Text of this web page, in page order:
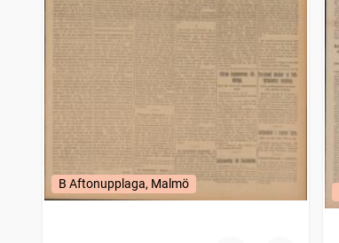
B Aftonupplaga, Malmö